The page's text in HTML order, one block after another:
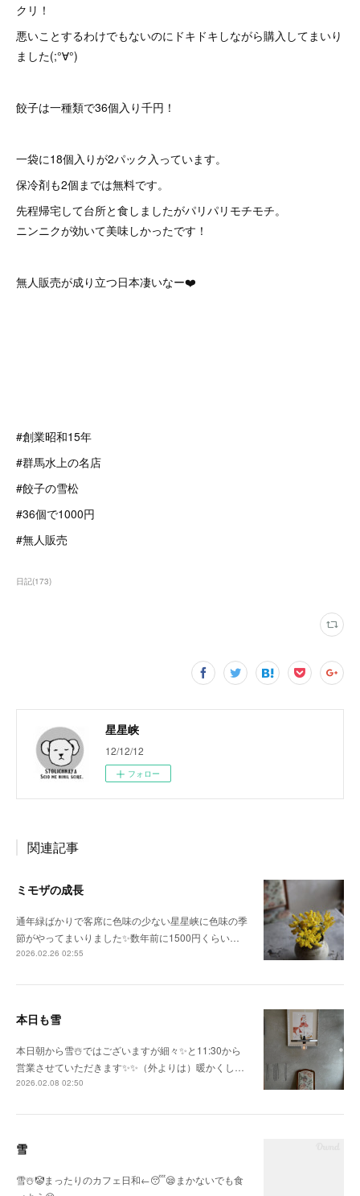
クリ！
悪いことするわけでもないのにドキドキしながら購入してまいり
ました(;°∀°)
餃子は一種類で36個入り千円！
一袋に18個入りが2パック入っています。
保冷剤も2個までは無料です。
先程帰宅して台所と食しましたがパリパリモチモチ。
ニンニクが効いて美味しかったです！
無人販売が成り立つ日本凄いなー❤️
#創業昭和15年
#群馬水上の名店
#餃子の雪松
#36個で1000円
#無人販売
日記(173)
星星峡
12/12/12
フォロー
関連記事
ミモザの成長
通年緑ばかりで客席に色味の少ない星星峡に色味の季
節がやってまいりました✨数年前に1500円くらい…
2026.02.26 02:55
本日も雪
本日朝から雪☃️ではございますが細々✨と11:30から
営業させていただきます✨✨（外よりは）暖かくし…
2026.02.08 02:50
雪
雪☃️🤡まったりのカフェ日和←😴😪まかないでも食